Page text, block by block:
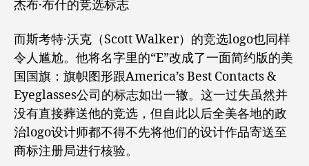
杰布·布什的竞选标志
而斯考特·沃克（Scott Walker）的竞选logo也同样
令人尴尬。他将名字里的“E”改成了一面简约版的美
国国旗：旗帜图形跟America’s Best Contacts &
Eyeglasses公司的标志如出一辙。这一过失虽然并
没有直接葬送他的竞选，但自此以后全美各地的政
治logo设计师都不得不先将他们的设计作品寄送至
商标注册局进行核验。